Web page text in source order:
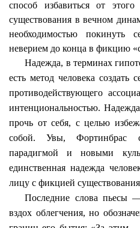
способ избавиться от этого
существования в вечном
необходимостью покинуть
неверием до конца в фикцию
Надежда, в терминах
есть метод человека создать
противодействующего
интенциональностью. Надежда
прочь от себя, с целью
собой. Увы,Фортинбрас с
парадигмой и новыми
единственная надежда
лицу с фикцией существования
Последние слова пьесы
вздох облегчения, но